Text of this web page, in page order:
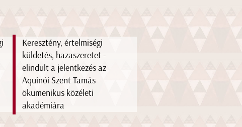
Keresztény, értelmiségi
küldetés, hazaszeretet -
elindult a jelentkezés az
Aquinói Szent Tamás
ökumenikus közéleti
akadémiára